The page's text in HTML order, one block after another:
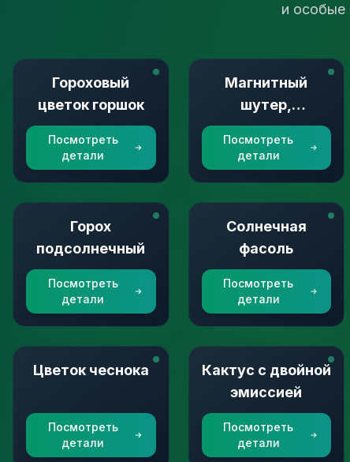
и особые
Гороховый
цветок горшок
Посмотреть
детали
Магнитный
шутер,
притягивающий
золото
Посмотреть
детали
Горох
подсолнечный
Посмотреть
детали
Солнечная
фасоль
Посмотреть
детали
Цветок чеснока
Посмотреть
детали
Кактус с двойной
эмиссией
Посмотреть
детали